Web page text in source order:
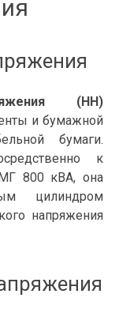
(НН)
и бумажной
бумаги.
к
800 кВА, она
цилиндром
напряжения